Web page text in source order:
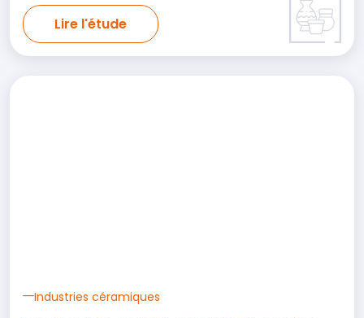
Lire l'étude
Industries céramiques